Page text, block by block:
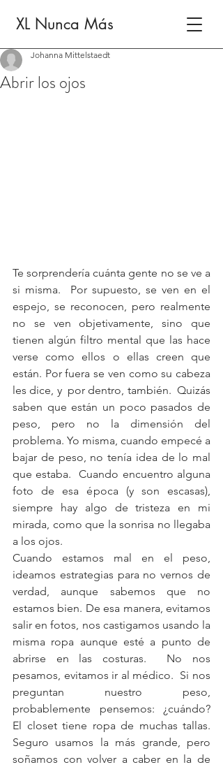
XL Nunca Más
Abrir los ojos
Johanna Mittelstaedt
Te sorprendería cuánta gente no se ve a
si misma.  Por supuesto, se ven en el
espejo, se reconocen, pero realmente
no se ven objetivamente, sino que
tienen algún filtro mental que las hace
verse como ellos o ellas creen que
están. Por fuera se ven como su cabeza
les dice, y  por dentro, también.  Quizás
saben que están un poco pasados de
peso, pero no la dimensión del
problema. Yo misma, cuando empecé a
bajar de peso, no tenía idea de lo mal
que estaba.  Cuando encuentro alguna
foto de esa época (y son escasas),
siempre hay algo de tristeza en mi
mirada, como que la sonrisa no llegaba
a los ojos.
Cuando estamos mal en el peso,
ideamos estrategias para no vernos de
verdad, aunque sabemos que no
estamos bien. De esa manera, evitamos
salir en fotos, nos castigamos usando la
misma ropa aunque esté a punto de
abrirse en las costuras.  No nos
pesamos, evitamos ir al médico.  Si nos
preguntan nuestro peso,
probablemente pensemos: ¿cuándo?
El closet tiene ropa de muchas tallas.
Seguro usamos la más grande, pero
soñamos con volver a caber en la de